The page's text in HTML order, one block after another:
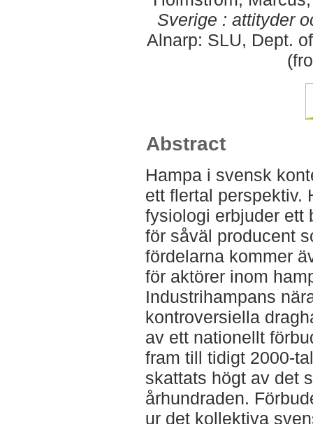
Sverige : attityder
Alnarp: SLU, Dept.
Abstract
Hampa i svensk
ett flertal perspektiv.
fysiologi erbjuder ett
för såväl producent
fördelarna kommer
för aktörer inom
Industrihampans
kontroversiella
av ett nationellt
fram till tidigt 2000-
skattats högt av det
århundraden.
ur det kollektiva